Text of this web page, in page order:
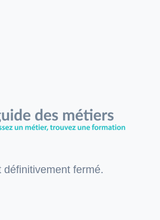
définitivement fermé.